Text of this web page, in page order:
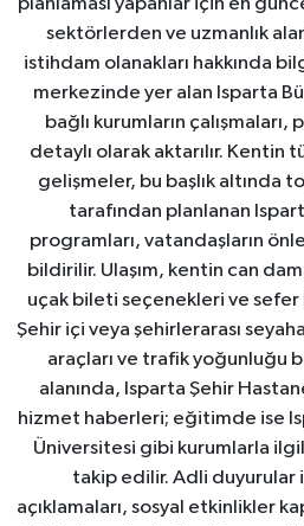
planlaması yapanlar için en
sektörlerden ve uzmanlık
istihdam olanakları hakkında
merkezinde yer alan Isparta
bağlı kurumların
detaylı olarak aktarılır. Kentin
gelişmeler, bu başlık altında
tarafından planlanan
programları, vatandaşların
bildirilir. Ulaşım, kentin can
uçak bileti seçenekleri ve sefer
Şehir içi veya şehirlerarası
araçları ve trafik yoğunluğu
alanında, Isparta Şehir
hizmet haberleri; eğitimde ise
Üniversitesi gibi kurumlarla
takip edilir. Adli duyurular
açıklamaları, sosyal etkinlikler